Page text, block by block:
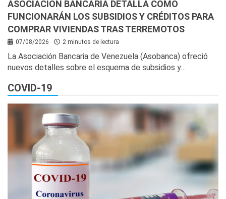
ASOCIACIÓN BANCARIA DETALLA CÓMO
FUNCIONARÁN LOS SUBSIDIOS Y CRÉDITOS PARA
COMPRAR VIVIENDAS TRAS TERREMOTOS
07/08/2026 2 minutos de lectura
La Asociación Bancaria de Venezuela (Asobanca) ofreció
nuevos detalles sobre el esquema de subsidios y…
COVID-19